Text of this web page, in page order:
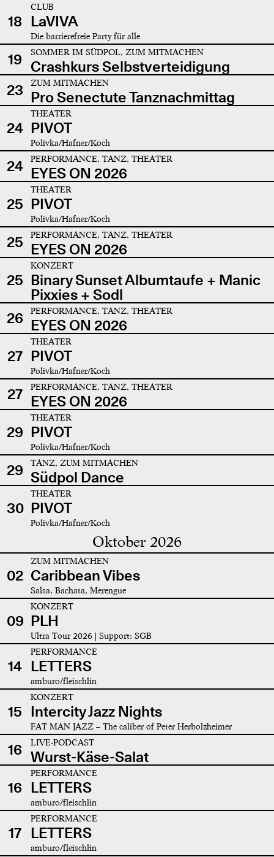
18
CLUB
LaVIVA
Die barrierefreie Party für alle
19 SOMMER IM SÜDPOL, ZUM MITMACHEN
Crashkurs Selbstverteidigung
23
ZUM MITMACHEN
Pro Senectute Tanznachmittag
24
THEATER
PIVOT
Polivka/Hafner/Koch
24 PERFORMANCE, TANZ, THEATER
EYES ON 2026
25
THEATER
PIVOT
Polivka/Hafner/Koch
25 PERFORMANCE, TANZ, THEATER
EYES ON 2026
25
KONZERT
Binary Sunset Albumtaufe + Manic
Pixxies + Sodl
26
PERFORMANCE, TANZ, THEATER
EYES ON 2026
27
THEATER
PIVOT
Polivka/Hafner/Koch
27 PERFORMANCE, TANZ, THEATER
EYES ON 2026
29
THEATER
PIVOT
Polivka/Hafner/Koch
29 TANZ, ZUM MITMACHEN
Südpol Dance
30
THEATER
PIVOT
Polivka/Hafner/Koch
Oktober 2026
02
ZUM MITMACHEN
Caribbean Vibes
Salsa, Bachata, Merengue
09
KONZERT
PLH
Ultra Tour 2026 | Support: SGB
14
PERFORMANCE
LETTERS
amburo/fleischlin
15
KONZERT
Intercity Jazz Nights
FAT MAN JAZZ – The caliber of Peter Herbolzheimer
16 LIVE-PODCAST
Wurst-Käse-Salat
16
PERFORMANCE
LETTERS
amburo/fleischlin
17
PERFORMANCE
LETTERS
amburo/fleischlin